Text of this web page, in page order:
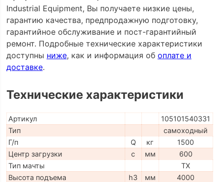
Industrial Equipment, Вы получаете низкие цены,
гарантию качества, предпродажную подготовку,
гарантийное обслуживание и пост-гарантийный
ремонт. Подробные технические характеристики
доступны ниже, как и информация об оплате и
доставке.
Технические характеристики
Артикул
105101540331
Тип
самоходный
Г/п
Q кг
1500
Центр загрузки
c мм
600
Тип мачты
ТX
Высота подъема
h3 мм
4000